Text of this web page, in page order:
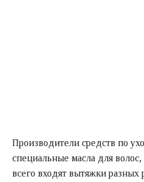
Производители средств по
специальные масла для
всего входят вытяжки разных